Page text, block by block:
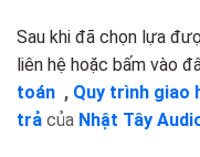
Sau khi đã chọn lựa
liên hệ hoặc bấm vào
toán , Quy trình giao
trả của Nhật Tây